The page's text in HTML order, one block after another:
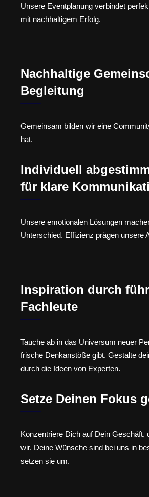
Unsere Eventplanung verbindet
mit nachhaltigem Erfolg.
Nachhaltige
Begleitung
Gemeinsam bilden wir eine
hat.
Individuell
für klare
Unsere emotionalen Lösungen
Unterschied. Effizienz prägen unsere
Inspiration durch
Fachleute
Tauche ab in das Universum neuer
frische Denkanstöße gibt. Gestalte
durch die Ideen von Experten.
Setze Deinen Fokus
Konzentriere Dich auf Dein Geschäft,
wir. Deine Wünsche sind bei uns in
setzen sie um.